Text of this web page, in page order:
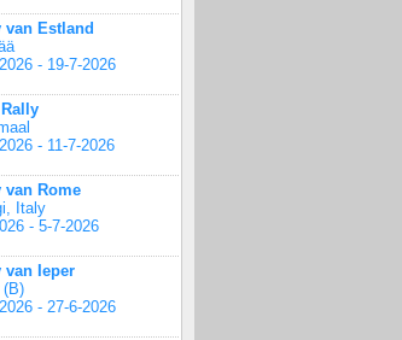
van Estland
- 19-7-2026
- 11-7-2026
van Rome
Italy
- 5-7-2026
van Ieper
(B)
- 27-6-2026